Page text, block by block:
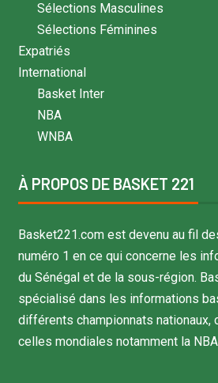
Sélections Masculines
Sélections Féminines
Expatriés
International
Basket Inter
NBA
WNBA
À PROPOS DE BASKET 221
Basket221.com est devenu au fil
numéro 1 en ce qui concerne les
du Sénégal et de la sous-région.
spécialisé dans les informations
différents championnats nationaux,
celles mondiales notamment la